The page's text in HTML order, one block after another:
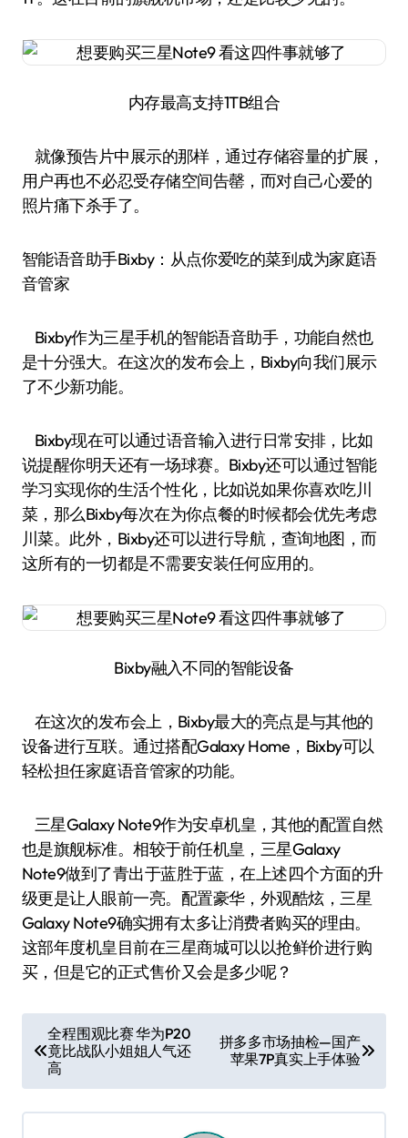
内存最高支持1TB组合
就像预告片中展示的那样，通过存储容量的扩展，
用户再也不必忍受存储空间告罄，而对自己心爱的
照片痛下杀手了。
智能语音助手Bixby：从点你爱吃的菜到成为家庭语
音管家
Bixby作为三星手机的智能语音助手，功能自然也
是十分强大。在这次的发布会上，Bixby向我们展示
了不少新功能。
Bixby现在可以通过语音输入进行日常安排，比如
说提醒你明天还有一场球赛。Bixby还可以通过智能
学习实现你的生活个性化，比如说如果你喜欢吃川
菜，那么Bixby每次在为你点餐的时候都会优先考虑
川菜。此外，Bixby还可以进行导航，查询地图，而
这所有的一切都是不需要安装任何应用的。
Bixby融入不同的智能设备
在这次的发布会上，Bixby最大的亮点是与其他的
设备进行互联。通过搭配Galaxy Home，Bixby可以
轻松担任家庭语音管家的功能。
三星Galaxy Note9作为安卓机皇，其他的配置自然
也是旗舰标准。相较于前任机皇，三星Galaxy
Note9做到了青出于蓝胜于蓝，在上述四个方面的升
级更是让人眼前一亮。配置豪华，外观酷炫，三星
Galaxy Note9确实拥有太多让消费者购买的理由。
这部年度机皇目前在三星商城可以以抢鲜价进行购
买，但是它的正式售价又会是多少呢？
章
导
航
全程围观比赛 华为P20
竟比战队小姐姐人气还
高
拼多多市场抽检—国产
苹果7P真实上手体验